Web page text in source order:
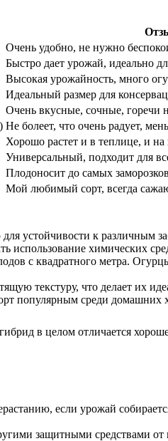
Очень удобно, не нужно
Быстро дает урожай, идеально
Высокая урожайность, много
Идеальный размер для
Очень вкусные, сочные, горечи
Не болеет, что очень радует,
Хорошо растет и в теплице, и на
Универсальный, подходит для
Плодоносит до самых
Мой любимый сорт, всегда
устойчивости к различным
использование химических
с квадратного метра.
текстуру, что делает их
популярным среди домашних
в целом отличается
если урожай
защитными средствами от